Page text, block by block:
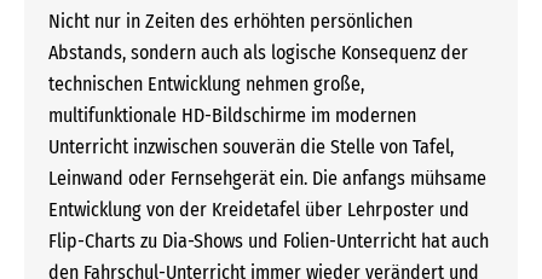
Nicht nur in Zeiten des erhöhten persönlichen
Abstands, sondern auch als logische Konsequenz der
technischen Entwicklung nehmen große,
multifunktionale HD-Bildschirme im modernen
Unterricht inzwischen souverän die Stelle von Tafel,
Leinwand oder Fernsehgerät ein. Die anfangs mühsame
Entwicklung von der Kreidetafel über Lehrposter und
Flip-Charts zu Dia-Shows und Folien-Unterricht hat auch
den Fahrschul-Unterricht immer wieder verändert und